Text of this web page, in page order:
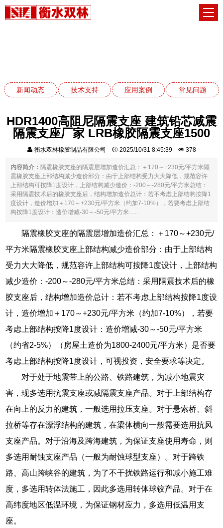
新闻动态 技术支持 应用案例 常见问题
HDR1400高阻尼隔震支座 建筑铅芯减震
隔震支座厂家 LRB橡胶隔震支座1500
衡水双林橡胶制品有限公司 2025/10/31 8:45:39 378
内容简介：隔震橡胶支座的隔震层增加造价汇总：＋170～+230元/平方米隔
震橡胶支座上部结构减少造价部分：由于上部结构受力大大降低，规范容许
上部结构可按降1度设计，上部结构减少造价：-200～-280元/平方米总结：
采用隔震技术后的橡胶支座后，结构增加造价总计：若不考虑上部结构按降1
度设计，造价增加＋170～+230元/平方米（约加7-10%），若要考虑上部结
构按降1度设计：造价增减-30～-50元/平方米......
隔震橡胶支座的隔震层增加造价汇总：＋170～+230元/
平方米隔震橡胶支座上部结构减少造价部分：由于上部结构
受力大大降低，规范容许上部结构可按降1度设计，上部结构
减少造价：-200～-280元/平方米总结：采用隔震技术后的橡
胶支座后，结构增加造价总计：若不考虑上部结构按降1度设
计，造价增加＋170～+230元/平方米（约加7-10%），若要
考虑上部结构按降1度设计：造价增减-30～-50元/平方米
（约省2-5%）（房屋土造价为1800-2400元/平方米）是否要
考虑上部结构按降1度设计，可视投资，安全要求等决定。
对于处于地震带上的公路、铁路建筑，为减小地震灾
害，现多选用抗震支座或减隔震支座产品。对于上部结构存
在向上的反力的建筑，一般选用拉压支座。对于悬索桥、斜
拉桥等存在漂浮结构的建筑，在梁体横向一般需要选用抗风
支座产品。对于沿海及跨海建筑，为保证支座使用寿命，则
多选用耐蚀支座产品（一般为耐蚀球型支座）。对于跨铁
路、高山跨峡谷的建筑，为了不干扰铁路运行和减小施工难
度，多选用转体法施工，因此多选用转体球铰产品。对于在
高纬度地区低温环境，为保证钢材应力，多选用低温用支
座。